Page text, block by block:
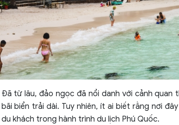
Đã từ lâu, đảo ngọc đã nổi danh với cảnh quan
bãi biển trải dài. Tuy nhiên, ít ai biết rằng nơi
du khách trong hành trình du lịch Phú Quốc.